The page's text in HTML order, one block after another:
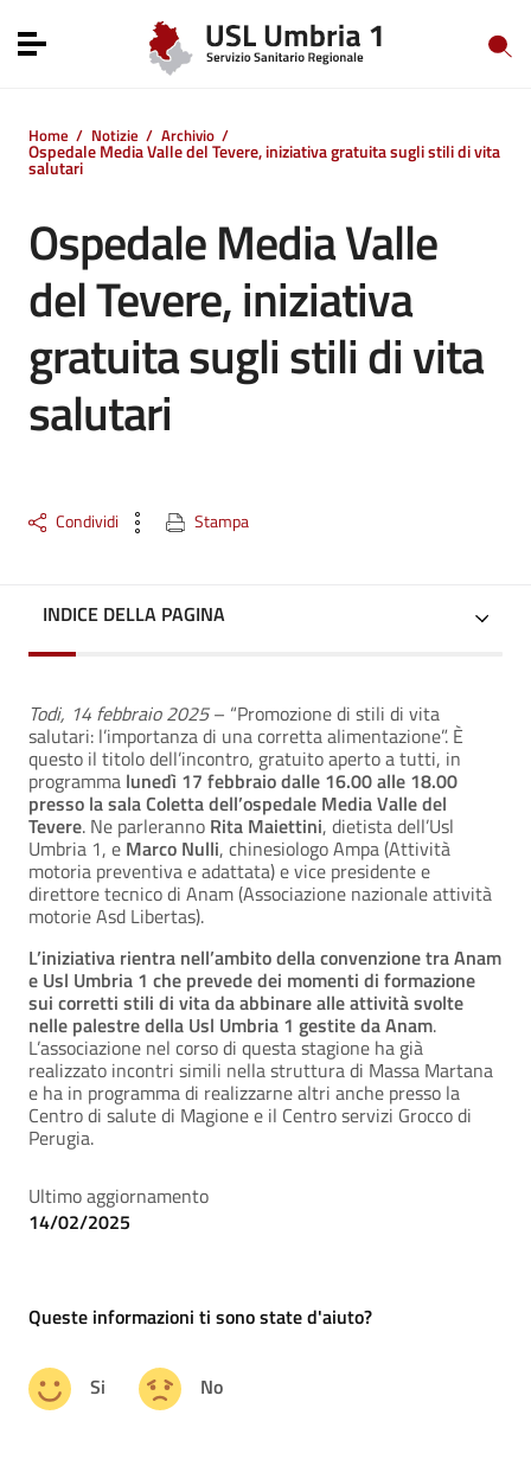
Vai al menu di navigazione
Toggle navigation
Home / Notizie / Archivio /
Ospedale Media Valle del Tevere, iniziativa gratuita sugli stili di vita
salutari
Ospedale Media Valle
del Tevere, iniziativa
gratuita sugli stili di vita
salutari
Condividi Stampa
INDICE DELLA PAGINA
Todi, 14 febbraio 2025– “Promozione di stili di vita
salutari: l’importanza di una corretta alimentazione”. È
questo il titolo dell’incontro, gratuito aperto a tutti, in
programma lunedì 17 febbraio dalle 16.00 alle 18.00
presso la sala Coletta dell’ospedale Media Valle del
Tevere. Ne parleranno Rita Maiettini, dietista dell’Usl
Umbria 1, e Marco Nulli, chinesiologo Ampa (Attività
motoria preventiva e adattata) e vice presidente e
direttore tecnico di Anam (Associazione nazionale attività
motorie Asd Libertas).
L’iniziativa rientra nell’ambito della convenzione tra Anam
e Usl Umbria 1 che prevede dei momenti di formazione
sui corretti stili di vita da abbinare alle attività svolte
nelle palestre della Usl Umbria 1 gestite da Anam.
L’associazione nel corso di questa stagione ha già
realizzato incontri simili nella struttura di Massa Martana
e ha in programma di realizzarne altri anche presso la
Centro di salute di Magione e il Centro servizi Grocco di
Perugia.
Ultimo aggiornamento
14/02/2025
Queste informazioni ti sono state d'aiuto?
Si No